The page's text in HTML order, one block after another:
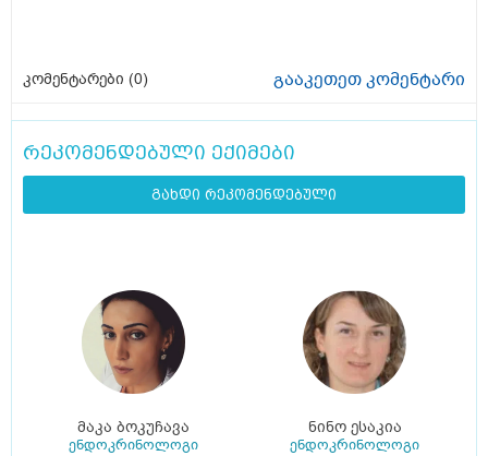
კომენტარები (0) გააკეთეთ კომენტარი
რეკომენდებული ექიმები
გახდი რეკომენდებული
მაკა ბოკუჩავა
ენდოკრინოლოგი
ნინო ესაკია
ენდოკრინოლოგი